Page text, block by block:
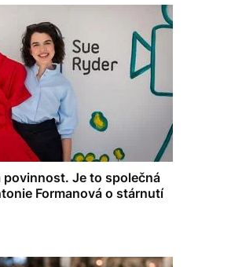
povinnost. Je to společná
Formanová o stárnutí